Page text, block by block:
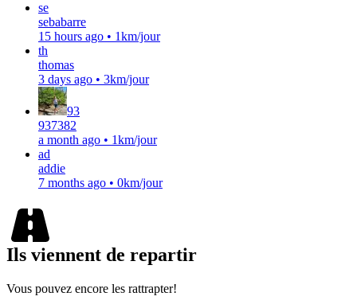
se
sebabarre
15 hours ago • 1km/jour
th
thomas
3 days ago • 3km/jour
93
937382
a month ago • 1km/jour
ad
addie
7 months ago • 0km/jour
Ils viennent de repartir
Vous pouvez encore les rattrapter!